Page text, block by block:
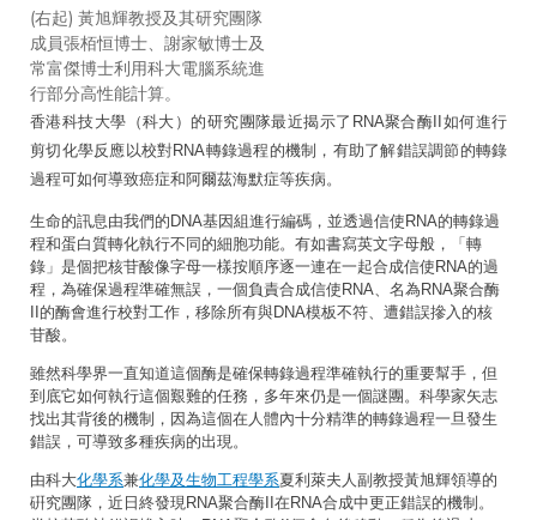
(右起) 黃旭輝教授及其研究團隊
成員張栢恒博士、謝家敏博士及
常富傑博士利用科大電腦系統進
行部分高性能計算。
香港科技大學（科大）的研究團隊最近揭示了RNA聚合酶II如何進行
剪切化學反應以校對RNA轉錄過程的機制，有助了解錯誤調節的轉錄
過程可如何導致癌症和阿爾茲海默症等疾病。
生命的訊息由我們的DNA基因組進行編碼，並透過信使RNA的轉錄過
程和蛋白質轉化執行不同的細胞功能。有如書寫英文字母般，「轉
錄」是個把核苷酸像字母一樣按順序逐一連在一起合成信使RNA的過
程，為確保過程準確無誤，一個負責合成信使RNA、名為RNA聚合酶
II的酶會進行校對工作，移除所有與DNA模板不符、遭錯誤摻入的核
苷酸。
雖然科學界一直知道這個酶是確保轉錄過程準確執行的重要幫手，但
到底它如何執行這個艱難的任務，多年來仍是一個謎團。科學家矢志
找出其背後的機制，因為這個在人體內十分精準的轉錄過程一旦發生
錯誤，可導致多種疾病的出現。
由科大化學系兼化學及生物工程學系夏利萊夫人副教授黃旭輝領導的
硏究團隊，近日終發現RNA聚合酶II在RNA合成中更正錯誤的機制。